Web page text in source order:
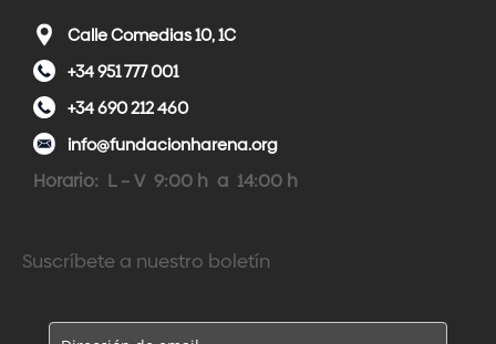
Calle Comedias 10, 1C
+34 951 777 001
+34 690 212 460
info@fundacionharena.org
Horario: L – V 9:00 h a 14:00 h
Suscríbete a nuestro boletín